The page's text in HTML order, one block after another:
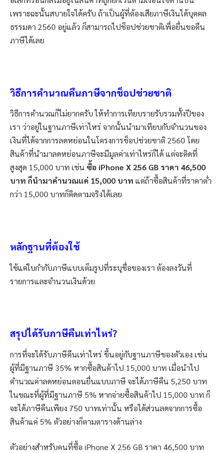
เพราะฉะนั้นสบายใจได้ครับ ถ้าเป็นผู้ที่ต้องเสียภาษีเงินได้บุคคล
ธรรมดา 2560 อยู่แล้ว ก็สามารถไปช็อปช่วยชาติเพื่อยื่นขอคืน
ภาษีได้เลย
วิธีการคำนวณคืนภาษีจากช็อปช่วยชาติ
วิธีการคำนวณก็ไม่ยากครับ ให้ทำการเทียบรายรับรวมทั้งปีของ
เรา ว่าอยู่ในฐานภาษีเท่าไหร่ จากนั้นนำมาเทียบกับจำนวนของ
เงินที่ได้จากการลดหย่อนในโครงการช็อปช่วยชาติ 2560 โดย
สินค้าที่นำมาลดหย่อนภาษีจะมีมูลค่าเท่าไหร่ก็ได้ แต่จะคิดที่
สูงสุด 15,000 บาท เช่น ซื้อ iPhone X 256 GB ราคา 46,500
บาท ก็นำมาคำนวณแค่ 15,000 บาท แต่ถ้าซื้อสินค้าที่ราคาต่ำ
กว่า 15,000 บาทก็คิดตามจริงได้เลย
หลักฐานที่ต้องใช้
ใช้แค่ใบกำกับภาษีแบบเต็มรูปที่ระบุชื่อของเรา ต้องลงวันที่
รายการและจำนวนเงินด้วย
สรุปได้รับภาษีคืนเท่าไหร่?
การที่จะได้รับภาษีคืนเท่าไหร่ ขึ้นอยู่กับฐานภาษีของตัวเอง เช่น
ผู้ที่มีฐานภาษี 35% หากซื้อสินค้าไป 15,000 บาท เมื่อนำไป
คำนวณค่าลดหย่อนตอนยื่นแบบภาษี จะได้ภาษีคืน 5,250 บาท
ในขณะที่ผู้ที่มีฐานภาษี 5% หากจ่ายซื้อสินค้าไป 15,000 บาท ก็
จะได้ภาษีคืนเพียง 750 บาทเท่านั้น หรือได้ส่วนลดจากการซื้อ
สินค้าแค่ 5% ตัวอย่างก็ตามตารางด้านล่าง
ตัวอย่างสำหรับคนที่ซื้อ iPhone X 256 GB ราคา 46,500 บาท